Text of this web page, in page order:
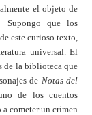
el objeto de
Supongo que los
este curioso texto,
universal. El
de la biblioteca que
de Notas del
de los cuentos
a cometer un crimen